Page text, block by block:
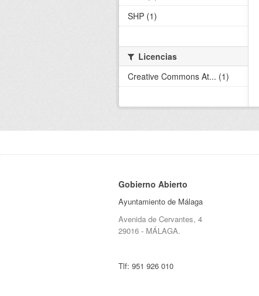
SHP (1)
Licencias
Creative Commons At... (1)
Gobierno Abierto
Ayuntamiento de Málaga
Avenida de Cervantes, 4
29016 - MÁLAGA.
Tlf: 951 926 010